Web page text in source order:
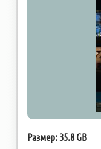
Размер: 35.8 GB